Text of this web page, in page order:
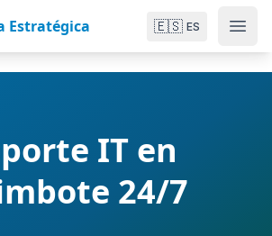
Estratégica 🇪🇸 ES
IT en
24/7